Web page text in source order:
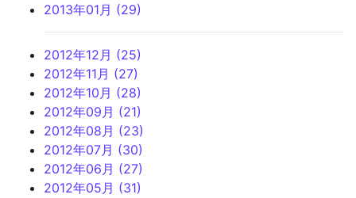
2013年01月 (29)
2012年12月 (25)
2012年11月 (27)
2012年10月 (28)
2012年09月 (21)
2012年08月 (23)
2012年07月 (30)
2012年06月 (27)
2012年05月 (31)